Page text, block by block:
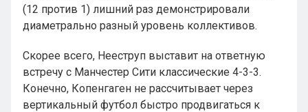
(12 против 1) лишний раз демонстрировали
диаметрально разный уровень коллективов.
Скорее всего, Нееструп выставит на ответную
встречу с Манчестер Сити классические 4-3-3.
Конечно, Копенгаген не рассчитывает через
вертикальный футбол быстро продвигаться к